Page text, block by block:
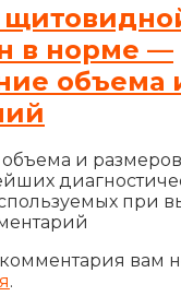
в норме —
объема
и
при
вам
.